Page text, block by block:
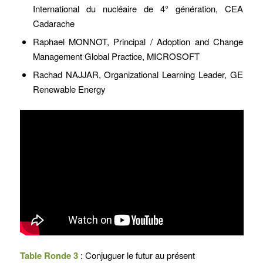
International du nucléaire de 4° génération, CEA
Cadarache
Raphael MONNOT, Principal / Adoption and Change
Management Global Practice, MICROSOFT
Rachad NAJJAR, Organizational Learning Leader, GE
Renewable Energy
Table Ronde 3: Conjuguer le futur au présent